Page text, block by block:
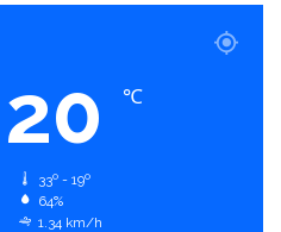
20 ℃
33º - 19º
64%
1.34 km/h